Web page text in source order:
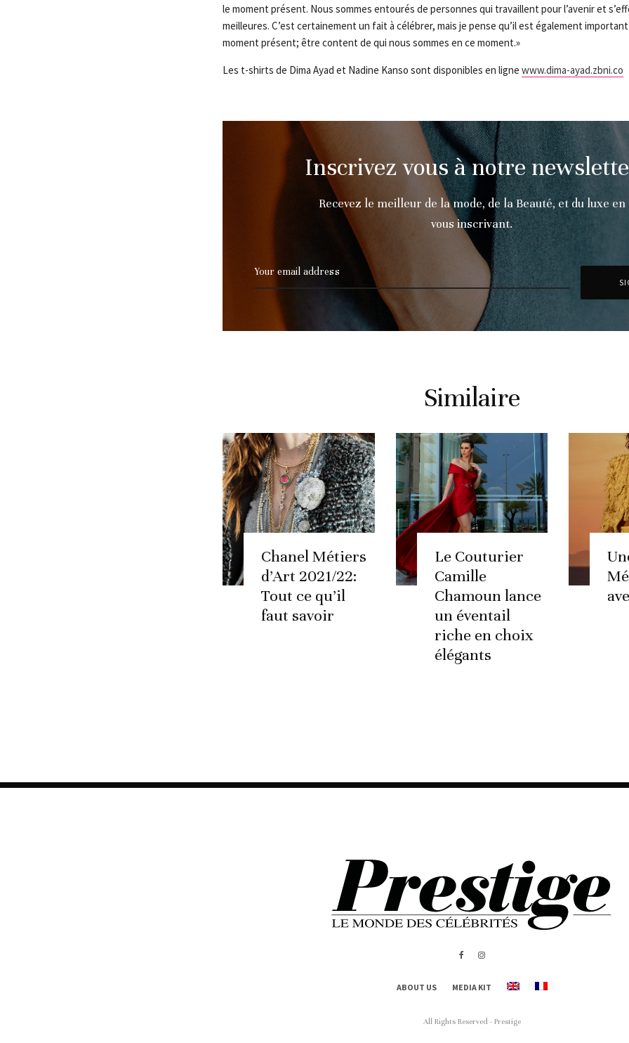
le moment présent. Nous sommes entourés de personnes qui travaillent pour l’avenir et
meilleures. C’est certainement un fait à célébrer, mais je pense qu’il est également
moment présent; être content de qui nous sommes en ce moment.»
Les t-shirts de Dima Ayad et Nadine Kanso sont disponibles en ligne www.dima-ayad.zbni.co
Inscrivez vous à notre
Recevez le meilleur de la mode, de la Beauté, et du luxe en
vous inscrivant.
Similaire
Chanel Métiers
d’Art 2021/22:
Tout ce qu’il
faut savoir
Le Couturier
Camille
Chamoun lance
un éventail
riche en choix
élégants
ABOUT US MEDIA KIT
All Rights Reserved - Prestige